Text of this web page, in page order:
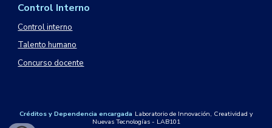
Control Interno
Control interno
Talento humano
Concurso docente
Créditos y Dependencia encargada Laboratorio de Innovación, Creatividad y
Nuevas Tecnologías - LAB101